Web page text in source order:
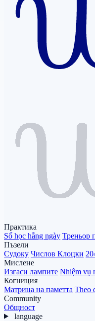
Практика
Số học hằng ngày Треньор
Пъзели
Судоку Числов Клоцки
Мислене
Изгаси лампите Nhiệm vụ
Когниция
Матрица на паметта Theo
Community
Общност
language